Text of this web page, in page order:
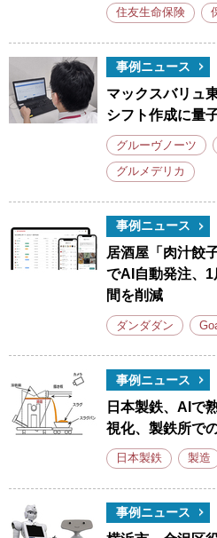
住友生命保険
事例ニュース
マックスバリュ
シフト作成に量
グルーヴノーツ
グルメデリカ
事例ニュース
居酒屋「肉汁餃
でAI自動発注、
間を削減
ダンダダン
事例ニュース
日本製鉄、AIで
視化、製鉄所で
日本製鉄 製造
事例ニュース